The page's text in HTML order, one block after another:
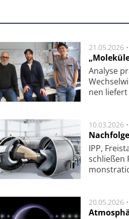
21.05.2026 •
Analyse
nen lie­fert
10.03.2026 •
IPP,
schließen
20.05.2026 •